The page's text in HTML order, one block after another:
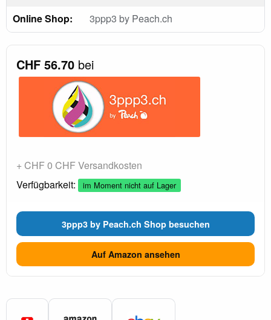
Online Shop:
3ppp3 by Peach.ch
CHF 56.70 bei
+ CHF 0 CHF Versandkosten
Verfügbarkeit:
im Moment nicht auf Lager
3ppp3 by Peach.ch Shop besuchen
Auf Amazon ansehen